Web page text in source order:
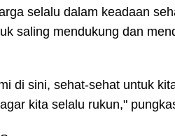
selalu dalam keadaan
saling mendukung dan
di sini, sehat-sehat untuk
kita selalu rukun,"